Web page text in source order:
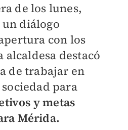
de los lunes,
diálogo
con los
alcaldesa destacó
de trabajar en
para
y metas
Mérida.